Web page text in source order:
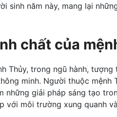
sinh năm này, mang lại
chất của
Thủy, trong ngũ hành,
minh. Người thuộc
những giải pháp sáng tạo
với môi trường xung quanh